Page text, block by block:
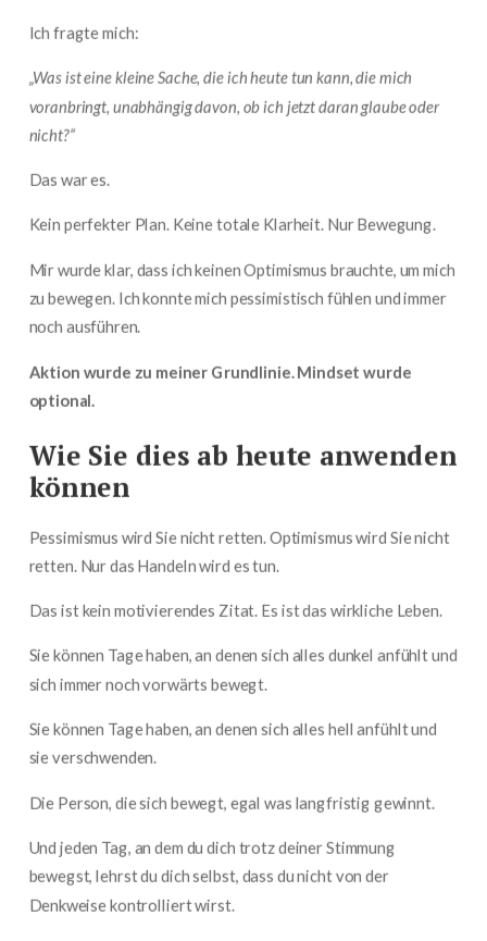
Ich fragte mich:
„Was ist eine kleine Sache, die ich heute tun kann, die mich
voranbringt, unabhängig davon, ob ich jetzt daran glaube oder
nicht?“
Das war es.
Kein perfekter Plan. Keine totale Klarheit. Nur Bewegung.
Mir wurde klar, dass ich keinen Optimismus brauchte, um mich
zu bewegen. Ich konnte mich pessimistisch fühlen und immer
noch ausführen.
Aktion wurde zu meiner Grundlinie. Mindset wurde
optional.
Wie Sie dies ab heute anwenden
können
Pessimismus wird Sie nicht retten. Optimismus wird Sie nicht
retten. Nur das Handeln wird es tun.
Das ist kein motivierendes Zitat. Es ist das wirkliche Leben.
Sie können Tage haben, an denen sich alles dunkel anfühlt und
sich immer noch vorwärts bewegt.
Sie können Tage haben, an denen sich alles hell anfühlt und
sie verschwenden.
Die Person, die sich bewegt, egal was langfristig gewinnt.
Und jeden Tag, an dem du dich trotz deiner Stimmung
bewegst, lehrst du dich selbst, dass du nicht von der
Denkweise kontrolliert wirst.